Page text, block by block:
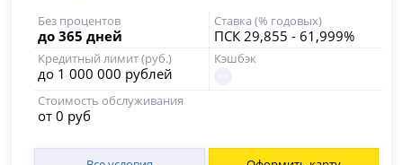
Без процентов
до 365 дней
Ставка (% годовых)
ПСК 29,855 - 61,999%
Кредитный лимит (руб.)
до 1 000 000 рублей
Кэшбэк
Стоимость обслуживания
от 0 руб